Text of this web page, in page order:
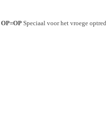
OP=OP Speciaal voor het vroege